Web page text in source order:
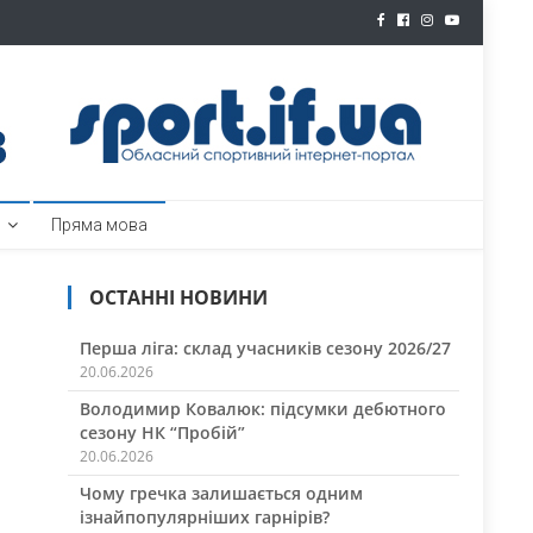
Пряма мова
ОСТАННІ НОВИНИ
Перша ліга: склад учасників сезону 2026/27
20.06.2026
Володимир Ковалюк: підсумки дебютного
сезону НК “Пробій”
20.06.2026
Чому гречка залишається одним
ізнайпопулярніших гарнірів?